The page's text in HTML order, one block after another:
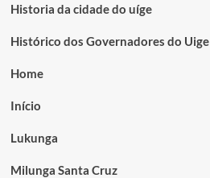
Historia da cidade do uíge
Histórico dos Governadores do Uige
Home
Início
Lukunga
Milunga Santa Cruz